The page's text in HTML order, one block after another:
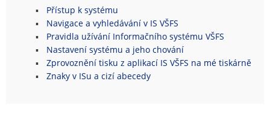
Přístup k systému
Navigace a vyhledávání v IS VŠFS
Pravidla užívání Informačního systému VŠFS
Nastavení systému a jeho chování
Zprovoznění tisku z aplikací IS VŠFS na mé tiskárně
Znaky v ISu a cizí abecedy